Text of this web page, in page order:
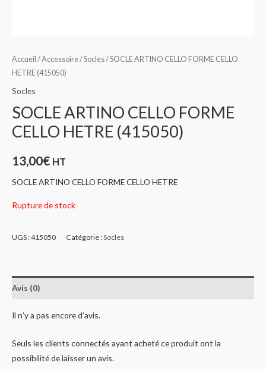
Accueil /Accessoire/Socles/ SOCLE ARTINO CELLO FORME CELLO
HETRE (415050)
Socles
SOCLE ARTINO CELLO FORME
CELLO HETRE (415050)
13,00€ HT
SOCLE ARTINO CELLO FORME CELLO HETRE
Rupture de stock
UGS :415050 Catégorie :Socles
Avis (0)
Il n’y a pas encore d’avis.
Seuls les clients connectés ayant acheté ce produit ont la
possibilité de laisser un avis.